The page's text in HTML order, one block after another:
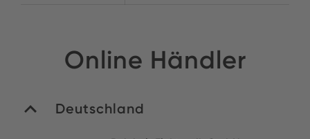
Online Händler
Deutschland